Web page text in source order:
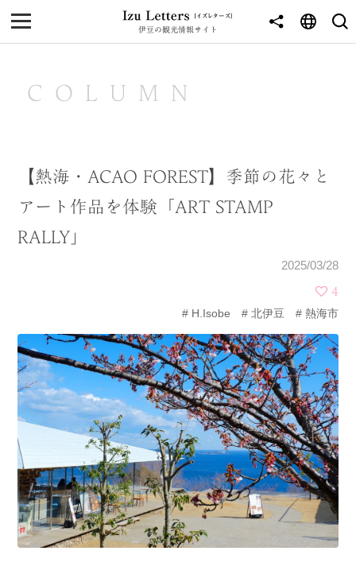
伊豆の観光情報サイト
MENU
NEWS
東伊豆
CATEGORY
海 岬
温泉 花
池・滝・川 山・公園・棚田
町並み 観光施設
動物と触れ合える場所 カフェ・スイーツ
COLUMN
【熱海・ACAO FOREST】季節の花々と
アート作品を体験「ART STAMP
RALLY」
2025/03/28
4
H.Isobe
北伊豆 熱海市